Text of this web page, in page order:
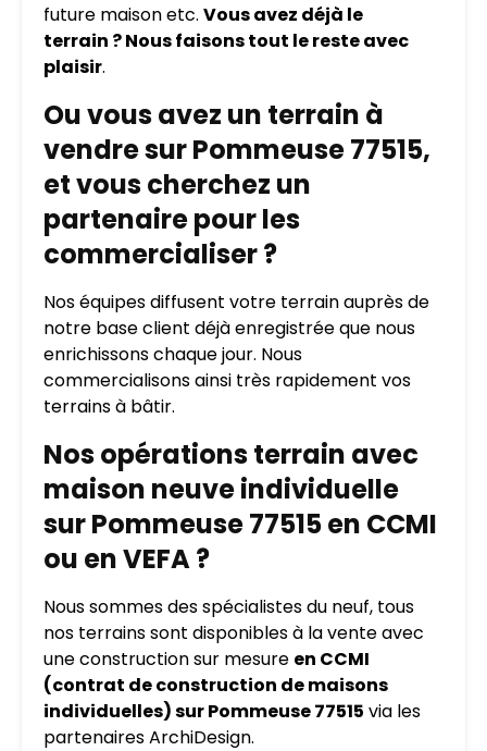
future maison etc. Vous avez déjà le
terrain ? Nous faisons tout le reste avec
plaisir.
Ou vous avez un terrain à
vendre sur Pommeuse 77515,
et vous cherchez un
partenaire pour les
commercialiser ?
Nos équipes diffusent votre terrain auprès de
notre base client déjà enregistrée que nous
enrichissons chaque jour. Nous
commercialisons ainsi très rapidement vos
terrains à bâtir.
Nos opérations terrain avec
maison neuve individuelle
sur Pommeuse 77515 en CCMI
ou en VEFA ?
Nous sommes des spécialistes du neuf, tous
nos terrains sont disponibles à la vente avec
une construction sur mesure en CCMI
(contrat de construction de maisons
individuelles) sur Pommeuse 77515 via les
partenaires ArchiDesign.